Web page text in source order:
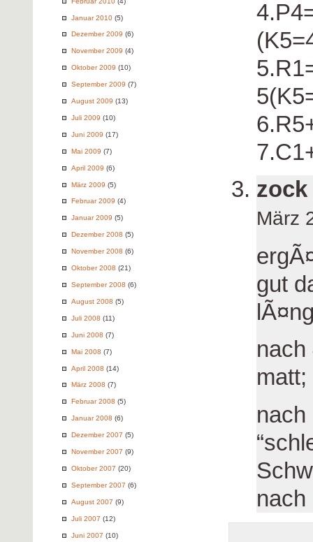
Januar 2010 (5)
Dezember 2009 (6)
November 2009 (4)
Oktober 2009 (10)
September 2009 (7)
August 2009 (13)
Juli 2009 (10)
Juni 2009 (17)
Mai 2009 (7)
April 2009 (6)
März 2009 (5)
Februar 2009 (4)
Januar 2009 (5)
Dezember 2008 (5)
November 2008 (6)
Oktober 2008 (21)
September 2008 (6)
August 2008 (5)
Juli 2008 (11)
Juni 2008 (7)
Mai 2008 (7)
April 2008 (14)
März 2008 (7)
Februar 2008 (5)
Januar 2008 (6)
Dezember 2007 (5)
November 2007 (9)
Oktober 2007 (20)
September 2007 (6)
August 2007 (9)
Juli 2007 (12)
Juni 2007 (10)
zock
März
gut
nach
matt;
nach
nach